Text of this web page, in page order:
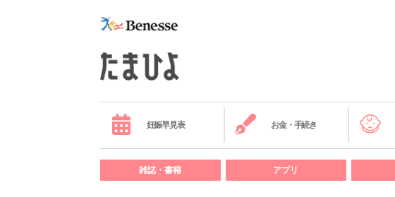
妊娠早見表 お金・手続き
雑誌・書籍 アプリ